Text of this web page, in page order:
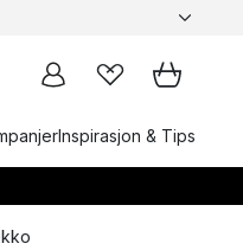
Inspirasjon & Tips